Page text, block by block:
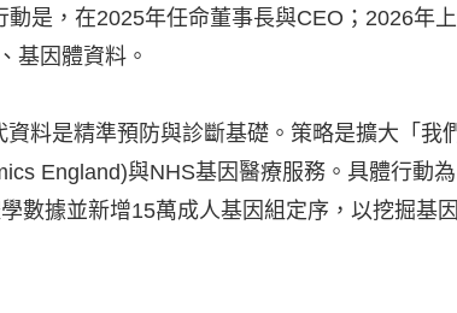
是，在2025年任命董事長與CEO；2026年
基因體資料。
料是精準預防與診斷基礎。策略是擴大「我
England)與NHS基因醫療服務。具體行動
數據並新增15萬成人基因組定序，以挖掘基